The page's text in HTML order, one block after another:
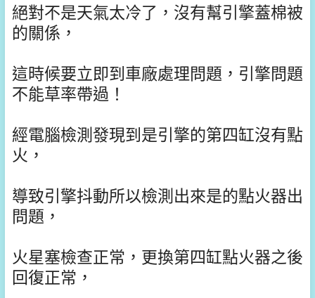
絕對不是天氣太冷了，沒有幫引擎蓋棉被
的關係，
這時候要立即到車廠處理問題，引擎問題
不能草率帶過！
經電腦檢測發現到是引擎的第四缸沒有點
火，
導致引擎抖動所以檢測出來是的點火器出
問題，
火星塞檢查正常，更換第四缸點火器之後
回復正常，